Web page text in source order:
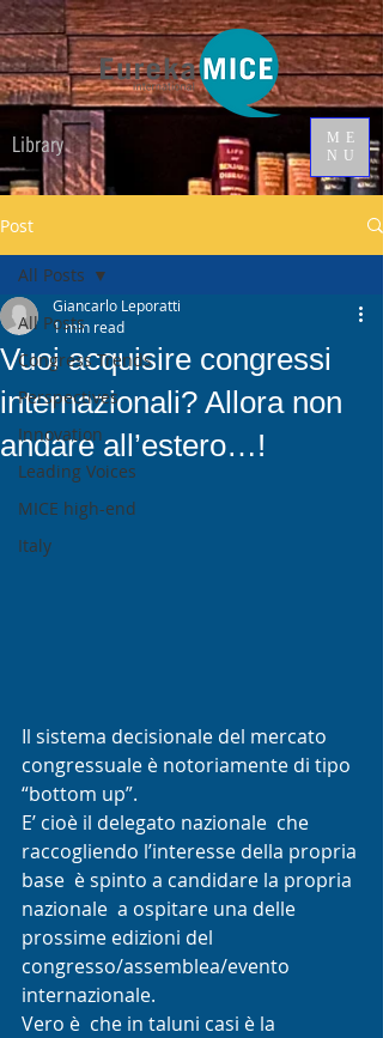
ME
NU
Library
Post
All Posts
Congress Trends
Perspectives
Innovation
Leading Voices
MICE high-end
Italy
All Posts
Vuoi acquisire congressi
internazionali? Allora non
andare all’estero…!
Giancarlo Leporatti
1 min read
Il sistema decisionale del mercato
congressuale è notoriamente di tipo
“bottom up”.
E’ cioè il delegato nazionale  che
raccogliendo l’interesse della propria
base  è spinto a candidare la propria
nazionale  a ospitare una delle
prossime edizioni del
congresso/assemblea/evento
internazionale.
Vero è  che in taluni casi è la